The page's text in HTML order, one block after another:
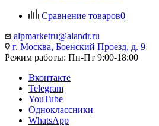
Сравнение товаров0
alpmarketru@alandr.ru
г. Москва, Боенский Проезд, д. 9
Режим работы: Пн-Пт 9:00-18:00
Вконтакте
Telegram
YouTube
Одноклассники
WhatsApp